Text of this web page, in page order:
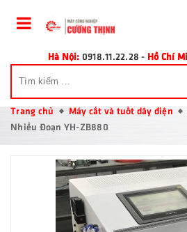
Hà Nội: 0918.11.22.28 - Hồ Chí
Trang chủ Máy cắt và tuốt dây điện
Nhiều Đoạn YH-ZB880